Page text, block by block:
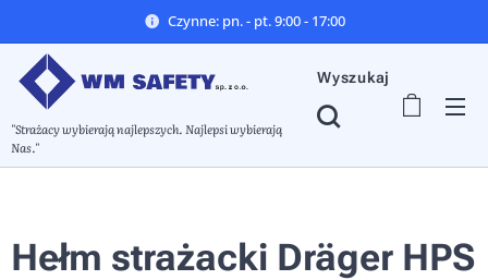
Czynne: pn. - pt. 9:00 - 17:00
"Strażacy wybierają najlepszych. Najlepsi wybierają
Nas."
Wyszukaj
Hełm strażacki Dräger HPS